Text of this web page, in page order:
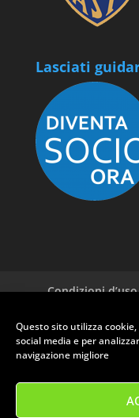
Questo sito utilizza
social media e per
navigazione migliore
Lasciati
Condizioni d’uso
Tel. 0574
Orari segreteria: